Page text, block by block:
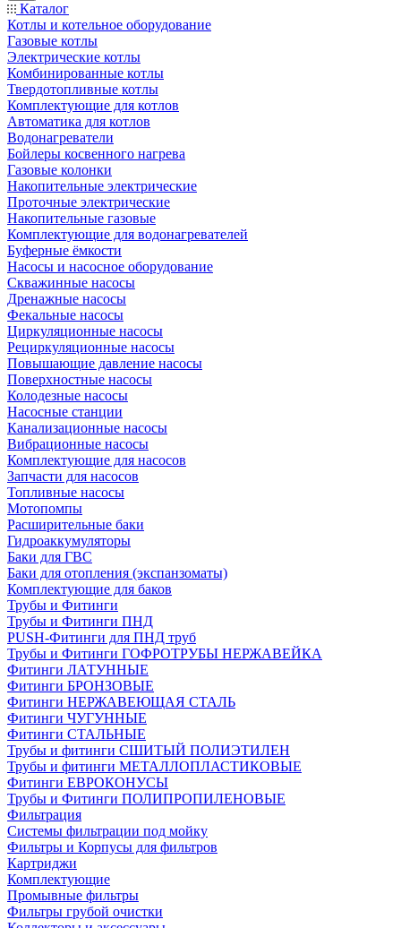
Каталог
Котлы и котельное оборудование
Газовые котлы
Электрические котлы
Комбинированные котлы
Твердотопливные котлы
Комплектующие для котлов
Автоматика для котлов
Водонагреватели
Бойлеры косвенного нагрева
Газовые колонки
Накопительные электрические
Проточные электрические
Накопительные газовые
Комплектующие для водонагревателей
Буферные ёмкости
Насосы и насосное оборудование
Скважинные насосы
Дренажные насосы
Фекальные насосы
Циркуляционные насосы
Рециркуляционные насосы
Повышающие давление насосы
Поверхностные насосы
Колодезные насосы
Насосные станции
Канализационные насосы
Вибрационные насосы
Комплектующие для насосов
Запчасти для насосов
Топливные насосы
Мотопомпы
Расширительные баки
Гидроаккумуляторы
Баки для ГВС
Баки для отопления (экспанзоматы)
Комплектующие для баков
Трубы и Фитинги
Трубы и Фитинги ПНД
PUSH-Фитинги для ПНД труб
Трубы и Фитинги ГОФРОТРУБЫ НЕРЖАВЕЙКА
Фитинги ЛАТУННЫЕ
Фитинги БРОНЗОВЫЕ
Фитинги НЕРЖАВЕЮЩАЯ СТАЛЬ
Фитинги ЧУГУННЫЕ
Фитинги СТАЛЬНЫЕ
Трубы и фитинги СШИТЫЙ ПОЛИЭТИЛЕН
Трубы и фитинги МЕТАЛЛОПЛАСТИКОВЫЕ
Фитинги ЕВРОКОНУСЫ
Трубы и Фитинги ПОЛИПРОПИЛЕНОВЫЕ
Фильтрация
Системы фильтрации под мойку
Фильтры и Корпусы для фильтров
Картриджи
Комплектующие
Промывные фильтры
Фильтры грубой очистки